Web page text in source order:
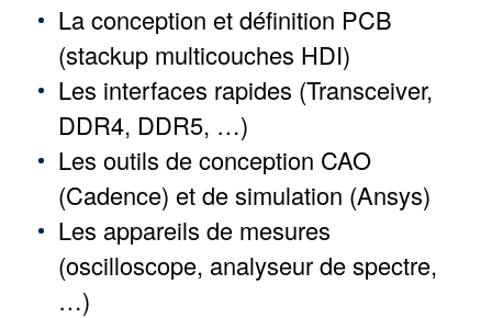
La conception et définition PCB
(stackup multicouches HDI)
Les interfaces rapides (Transceiver,
DDR4, DDR5, …)
Les outils de conception CAO
(Cadence) et de simulation (Ansys)
Les appareils de mesures
(oscilloscope, analyseur de spectre,
…)